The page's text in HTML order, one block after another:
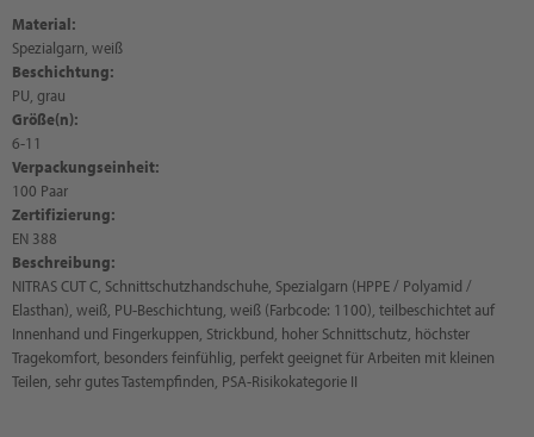
Material:
Spezialgarn, weiß
Beschichtung:
PU, grau
Größe(n):
6-11
Verpackungseinheit:
100 Paar
Zertifizierung:
EN 388
Beschreibung:
NITRAS CUT C, Schnittschutzhandschuhe, Spezialgarn (HPPE / Polyamid /
Elasthan), weiß, PU-Beschichtung, weiß (Farbcode: 1100), teilbeschichtet auf
Innenhand und Fingerkuppen, Strickbund, hoher Schnittschutz, höchster
Tragekomfort, besonders feinfühlig, perfekt geeignet für Arbeiten mit kleinen
Teilen, sehr gutes Tastempfinden, PSA-Risikokategorie II